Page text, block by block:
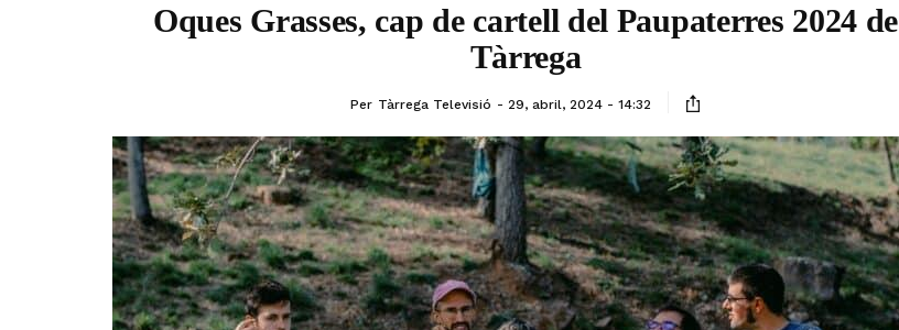
Oques Grasses, cap de cartell del Paupaterres 2024 de
Tàrrega
Per Tàrrega Televisió 29, abril, 2024 - 14:32